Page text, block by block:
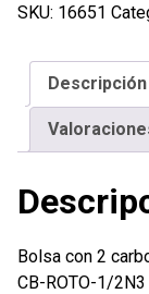
carbones
repuesto
para
ROTO-
1/2N3
SKU: 16651
Descripción
Bolsa con 2
CB-ROTO-1/